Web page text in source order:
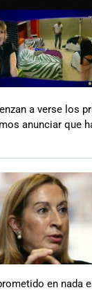
a verse los
anunciar que
en nada